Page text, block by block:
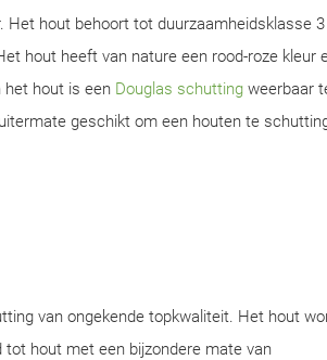
Het hout behoort tot duurzaamheidsklasse
hout heeft van nature een rood-roze kleur
het hout is een Douglas schutting weerbaar
geschikt om een houten te
van ongekende topkwaliteit. Het hout
hout met een bijzondere mate van